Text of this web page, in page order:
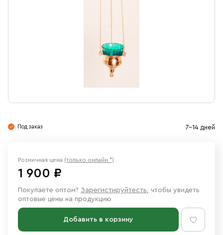
Под заказ 7-14 дней
Розничная цена (только онлайн *)
1 900 ₽
Покупаете оптом? Зарегистируйтесть, чтобы увидеть
оптовые цены на продукцию
Добавить в корзину